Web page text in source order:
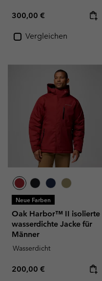
Regular price:
300,00 €
Vergleichen
Neue Farben
Oak Harbor™ II isolierte
wasserdichte Jacke für
Männer
Wasserdicht
Regular price:
200,00 €